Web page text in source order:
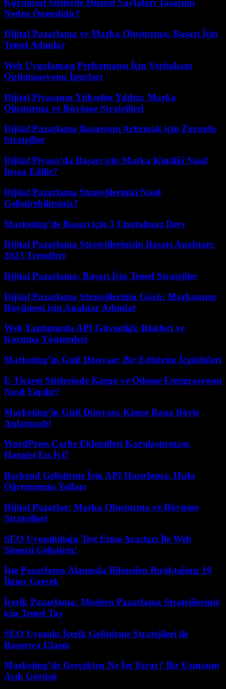
Neden Önemlidir?
Dijital Pazarlama ve Marka Oluşturma: Başarı İçin
Temel Adımlar
Web Uygulaması Performansı İçin Veritabanı
Optimizasyonu İpuçları
Dijital Piyasanın Yükselen Yıldızı: Marka
Oluşturma ve Büyüme Stratejileri
Dijital Pazarlama Başarısını Artırmak için Zorunlu
Stratejiler
Dijital Piyasa’da Başarı için Marka Kimliği Nasıl
İnşaa Edilir?
Dijital Pazarlama Stratejilerinizi Nasıl
Geliştirebilirsiniz?
Marketing’de Başarı için 3 Unutulmaz Ders
Dijital Pazarlama Stratejilerinizin Başarı Anahtarı:
2023 Trendleri
Dijital Pazarlama: Başarı İçin Temel Stratejiler
Dijital Pazarlama Stratejilerinin Gücü: Markanızın
Büyümesi için Anahtar Adımlar
Web Yazılımında API Güvenliği: Riskleri ve
Koruma Yöntemleri
Marketing’in Gizli Dünyası: Bir Editörün İçgüdüleri
E-Ticaret Sitelerinde Kargo ve Ödeme Entegrasyonu
Nasıl Yapılır?
Marketing’in Gizli Dünyası: Kimse Bana Böyle
Anlatmadı!
WordPress Cache Eklentileri Karşılaştırması:
Hangisi En İyi?
Backend Geliştirme İçin API Hazırlama: Hızla
Öğrenmenin Yolları
Dijital Pazarlar: Marka Oluşturma ve Büyüme
Stratejileri
SEO Uyumluluğu Test Etme Araçları İle Web
Sitenizi Geliştirin!
İşte Pazarlama Alanında Bilmeden Bıraktığınız 10
İlginç Gerçek
İçerik Pazarlama: Modern Pazarlama Stratejileriniz
için Temel Taş
SEO Uyumlu İçerik Geliştirme Stratejileri ile
Başarıya Ulaşın
Marketing’de Gerçekten Ne İşe Yarar? Bir Uzmanın
Açık Görüşü